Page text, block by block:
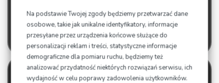
Na podstawie Twojej zgody będziemy przetwarzać dane
osobowe, takie jak unikalne identyfikatory, informacje
przesyłane przez urządzenia końcowe służące do
personalizacji reklam i treści, statystyczne informacje
demograficzne dla pomiaru ruchu, będziemy też
analizować przydatność niektórych rozwiązań serwisu, ich
wydajność w celu poprawy zadowolenia użytkowników.
300